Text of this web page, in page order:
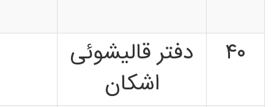
۴۰
دفتر قالیشوئی
اشکان